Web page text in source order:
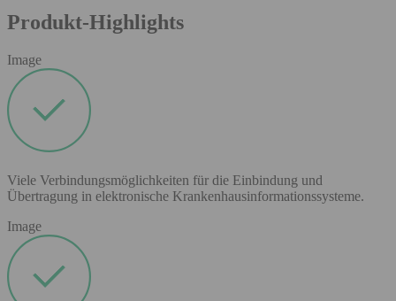
Produkt-Highlights
Image
Viele Verbindungsmöglichkeiten für die Einbindung und
Übertragung in elektronische Krankenhausinformationssysteme.
Image